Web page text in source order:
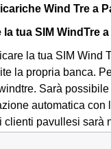
Wind Tre a
tua SIM WindTre
la tua SIM Wind
la propria banca.
Sarà
automatica
clienti pavullesi sarà